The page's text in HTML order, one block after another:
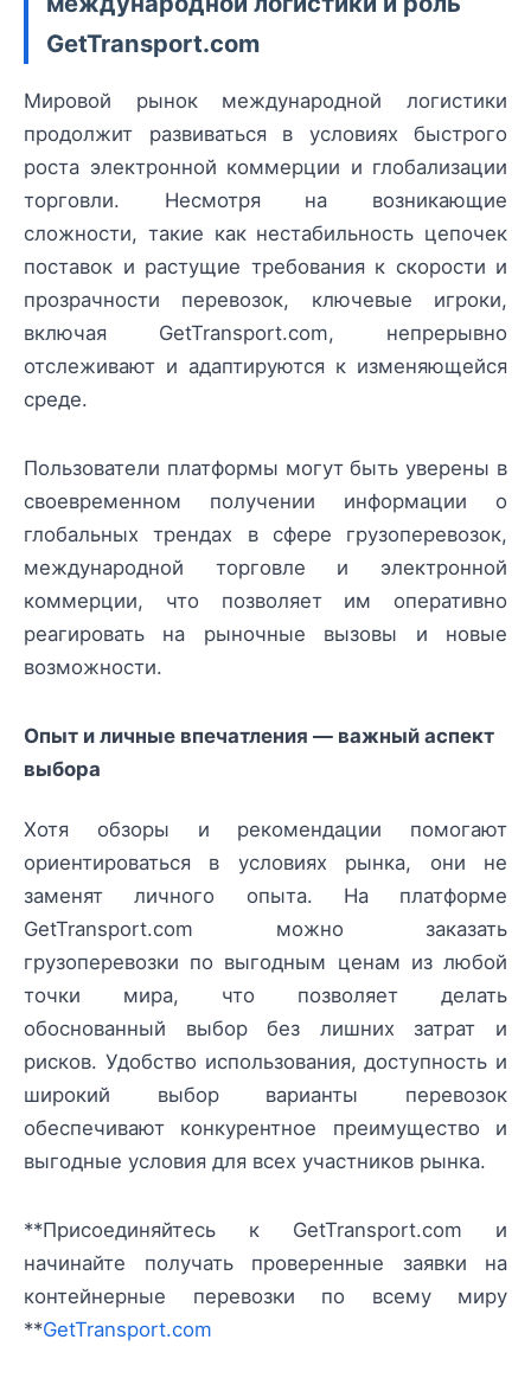
GetTransport.com
Мировой рынок международной логистики
продолжит развиваться в условиях быстрого
роста электронной коммерции и глобализации
торговли. Несмотря на возникающие
сложности, такие как нестабильность цепочек
поставок и растущие требования к скорости и
прозрачности перевозок, ключевые игроки,
включая GetTransport.com, непрерывно
отслеживают и адаптируются к изменяющейся
среде.
Пользователи платформы могут быть уверены в
своевременном получении информации о
глобальных трендах в сфере грузоперевозок,
международной торговле и электронной
коммерции, что позволяет им оперативно
реагировать на рыночные вызовы и новые
возможности.
Опыт и личные впечатления — важный аспект
выбора
Хотя обзоры и рекомендации помогают
ориентироваться в условиях рынка, они не
заменят личного опыта. На платформе
GetTransport.com можно заказать
грузоперевозки по выгодным ценам из любой
точки мира, что позволяет делать
обоснованный выбор без лишних затрат и
рисков. Удобство использования, доступность и
широкий выбор варианты перевозок
обеспечивают конкурентное преимущество и
выгодные условия для всех участников рынка.
**Присоединяйтесь к GetTransport.com и
начинайте получать проверенные заявки на
контейнерные перевозки по всему миру
**GetTransport.com